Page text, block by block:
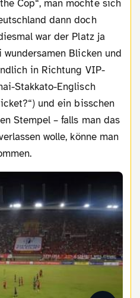
Cop“, man möchte sich
dann doch
war der Platz ja
Blicken und
in Richtung VIP-
Stakkato-Englisch
und ein bisschen
Stempel – falls man das
wolle, könne man